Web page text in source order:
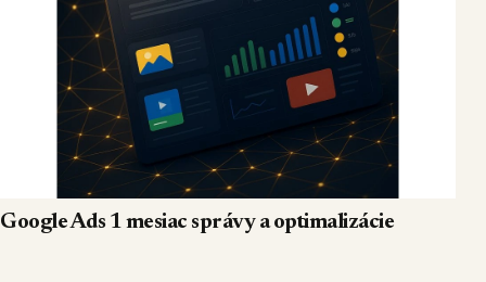
Google Ads 1 mesiac správy a optimalizácie